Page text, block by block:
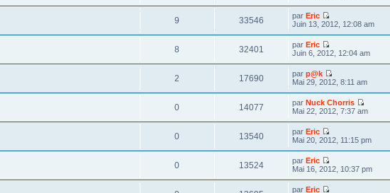
9 33546 parEric
Juin 13, 2012, 12:08 am
8 32401 parEric
Juin 6, 2012, 12:04 am
2 17690 parp@k
Mai 29, 2012, 8:11 am
0 14077 parNuck Chorris
Mai 22, 2012, 7:37 am
0 13540 parEric
Mai 20, 2012, 11:15 pm
0 13524 parEric
Mai 16, 2012, 10:37 pm
parEric